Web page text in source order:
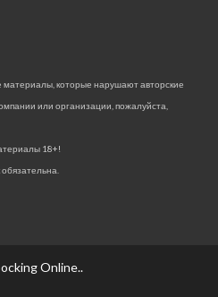
которые нарушают авторские
или организации, пожалуйста,
18+!
Online..